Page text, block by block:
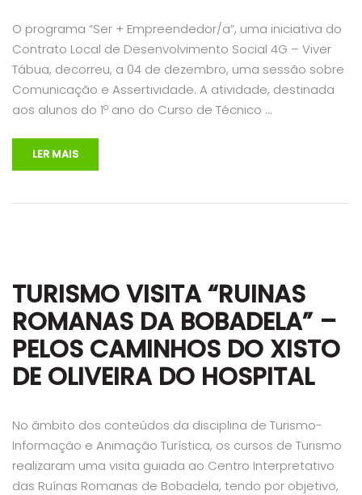
O programa “Ser + Empreendedor/a”, uma iniciativa do
Contrato Local de Desenvolvimento Social 4G – Viver
Tábua, decorreu, a 04 de dezembro, uma sessão sobre
Comunicação e Assertividade. A atividade, destinada
aos alunos do 1º ano do Curso de Técnico …
LER MAIS
TURISMO VISITA “RUINAS
ROMANAS DA BOBADELA” –
PELOS CAMINHOS DO XISTO
DE OLIVEIRA DO HOSPITAL
No âmbito dos conteúdos da disciplina de Turismo-
Informação e Animação Turística, os cursos de Turismo
realizaram uma visita guiada ao Centro Interpretativo
das Ruínas Romanas de Bobadela, tendo por objetivo,